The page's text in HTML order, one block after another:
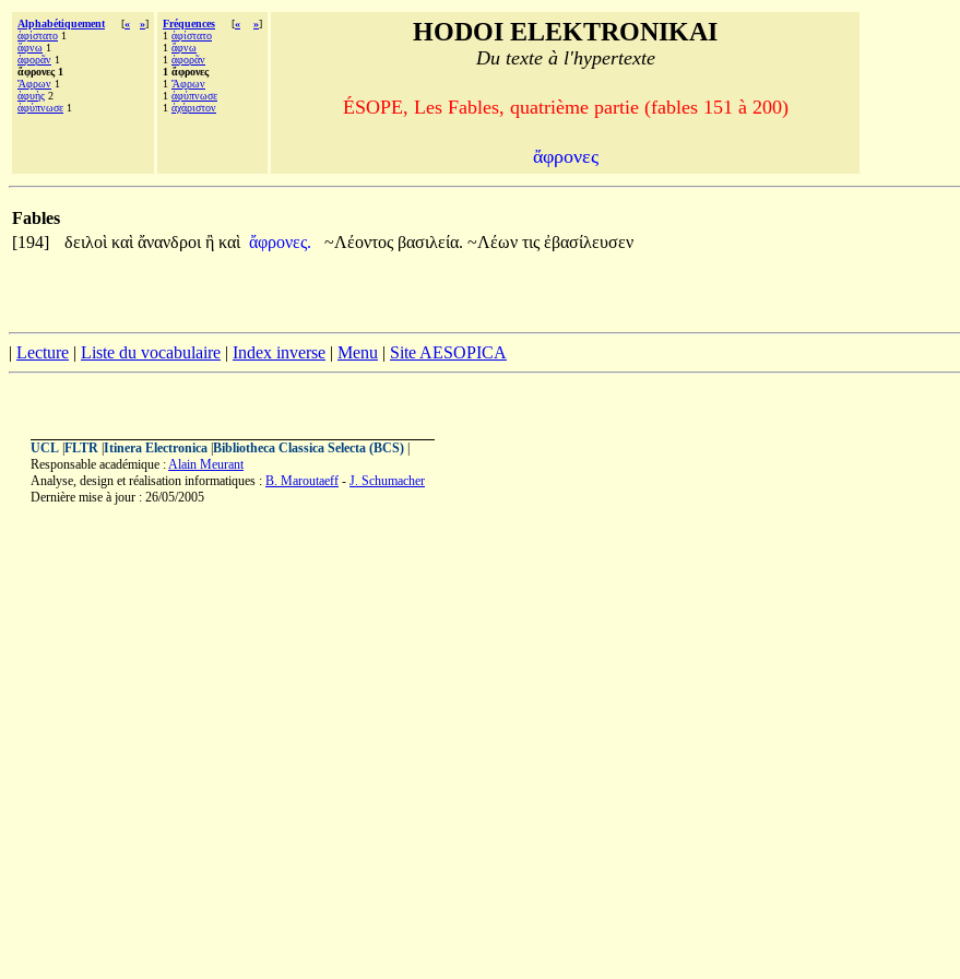
Alphabétiquement [« »]
ἀφίστατο 1
ἄφνω 1
ἀφορᾶν 1
ἄφρονες 1
Ἄφρων 1
ἀφυὴς 2
ἀφύπνωσε 1
Fréquences [« »]
1 ἀφίστατο
1 ἄφνω
1 ἀφορᾶν
1 ἄφρονες
1 Ἄφρων
1 ἀφύπνωσε
1 ἀχάριστον
HODOI ELEKTRONIKAI
Du texte à l'hypertexte
ÉSOPE, Les Fables, quatrième partie (fables 151 à 200)
ἄφρονες
Fables
[194]
δειλοὶ καὶ ἄνανδροι ἢ καὶ ἄφρονες. ~Λέοντος βασιλεία. ~Λέων τις ἐβασίλευσεν
| Lecture | Liste du vocabulaire | Index inverse | Menu | Site AESOPICA
UCL FLTR Itinera Electronica Bibliotheca Classica Selecta (BCS)
Responsable académique :Alain Meurant
Analyse, design et réalisation informatiques : B. Maroutaeff - J. Schumacher
Dernière mise à jour : 26/05/2005